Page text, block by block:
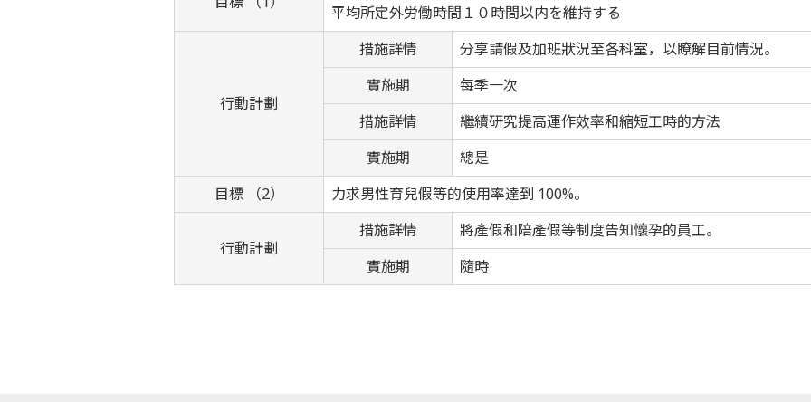
平均所定外労働時間１０時間以内を維持する
行動計劃
措施詳情
分享請假及加班狀況至各科室，以瞭解目前情況。
實施期
每季一次
措施詳情
繼續研究提高運作效率和縮短工時的方法
實施期
總是
目標 （2）
力求男性育兒假等的使用率達到 100%。
行動計劃
措施詳情
將產假和陪產假等制度告知懷孕的員工。
實施期
隨時